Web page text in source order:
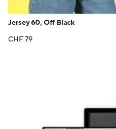
Jersey 60, Off Black
CHF79